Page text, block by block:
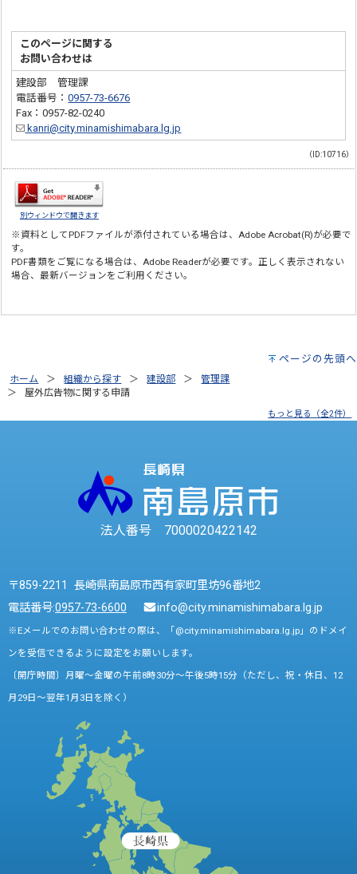
このページに関する
お問い合わせは
建設部 管理課
電話番号：0957-73-6676
Fax：0957-82-0240
kanri@city.minamishimabara.lg.jp
（ID:10716）
別ウィンドウで開きます
※資料としてPDFファイルが添付されている場合は、Adobe Acrobat(R)が必要で
す。
PDF書類をご覧になる場合は、Adobe Readerが必要です。正しく表示されない
場合、最新バージョンをご利用ください。
ページの先頭へ
ホーム 組織から探す 建設部
管理課
屋外広告物に関する申請
もっと見る（全2件）
法人番号 7000020422142
〒859-2211 長崎県南島原市西有家町里坊96番地2
電話番号:0957-73-6600 info@city.minamishimabara.lg.jp
※Eメールでのお問い合わせの際は、「@city.minamishimabara.lg.jp」のドメイ
ンを受信できるように設定をお願いします。
〔開庁時間〕月曜～金曜の午前8時30分～午後5時15分（ただし、祝・休日、12
月29日～翌年1月3日を除く）